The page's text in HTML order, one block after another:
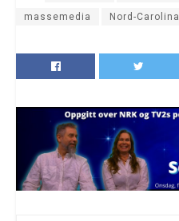
massemedia Nord-Carolina